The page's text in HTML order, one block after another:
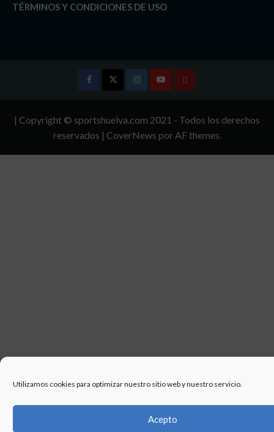
Utilizamos cookies para optimizar nuestro sitio web y nuestro servicio.
Acepto
TÉRMINOS Y CONDICIONES DE USO
InstagramYoutubeTÉRMINOS
CONDICIONES
| Copyright © sportshuelva.com 2021 - Todos los derechos
reservados | CoverNews por AF themes.